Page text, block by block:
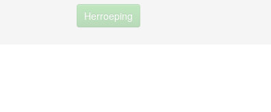
Herroeping